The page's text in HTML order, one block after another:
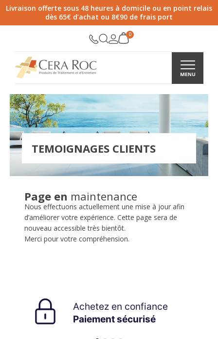
Livraison offerte sous 48 heures à domicile ou en point relais
dès 65€ d’achat ou 8€90 de frais port
TEMOIGNAGES CLIENTS
Page en maintenance
Nous effectuons actuellement une mise à jour afin
d’améliorer votre expérience. Cette page sera de
nouveau accessible très bientôt.
Merci pour votre compréhension.